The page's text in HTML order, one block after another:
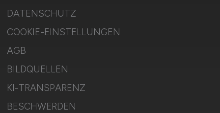
DATENSCHUTZ
COOKIE-EINSTELLUNGEN
AGB
BILDQUELLEN
KI-TRANSPARENZ
BESCHWERDEN